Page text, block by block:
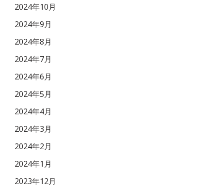
2024年10月
2024年9月
2024年8月
2024年7月
2024年6月
2024年5月
2024年4月
2024年3月
2024年2月
2024年1月
2023年12月